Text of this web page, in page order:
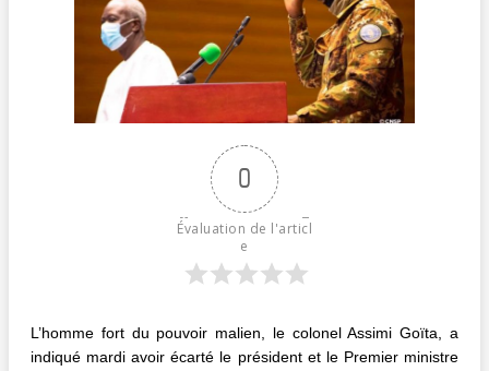
0
Évaluation de l'articl
e
L’homme fort du pouvoir malien, le colonel Assimi Goïta, a
indiqué mardi avoir écarté le président et le Premier ministre